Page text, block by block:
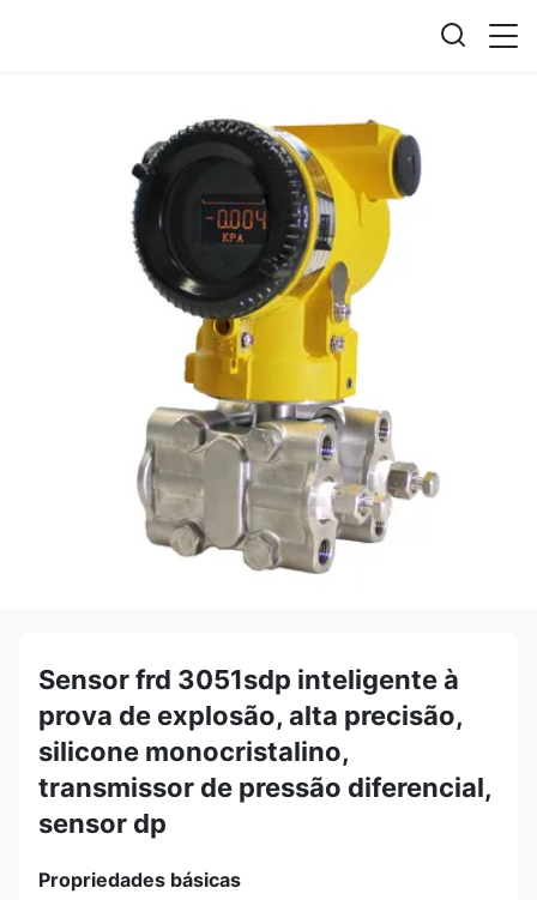
Sensor frd 3051sdp inteligente à
prova de explosão, alta precisão,
silicone monocristalino,
transmissor de pressão diferencial,
sensor dp
Propriedades básicas